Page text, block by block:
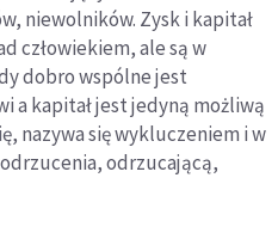
niewolników. Zysk i kapitał
człowiekiem, ale są w
dobro wspólne jest
a kapitał jest jedyną możliwą
nazywa się wykluczeniem i w
odrzucającą,